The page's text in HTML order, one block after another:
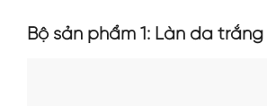
Bộ sản phẩm 1: Làn da